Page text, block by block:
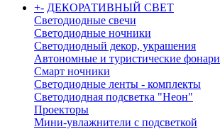
+- ДЕКОРАТИВНЫЙ СВЕТ
Светодиодные свечи
Светодиодные ночники
Светодиодный декор, украшения
Автономные и туристические фонари
Смарт ночники
Светодиодные ленты - комплекты
Светодиодная подсветка "Неон"
Проекторы
Мини-увлажнители с подсветкой